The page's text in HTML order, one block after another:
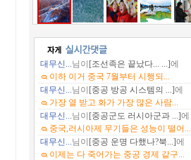
대무신...님이 [조선족은 끝났다... ...]에
이하 이거 중국 7월부터 시행되...
대무신...님이 [중공 방공 시스템의 ...]에
가장 열 받고 화가 가장 많은 사람...
대무신...님이 [중공군도 러시아군과 ...]에
중국,러시아제 무기들은 성능이 떨어...
대무신...님이 [중공 운명 다했나?북...]에
이제는 다 죽어가는 중공 경제 같구...